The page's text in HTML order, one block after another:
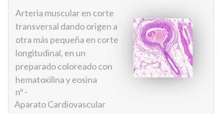
Arteria muscular en corte
transversal dando origen a
otra más pequeña en corte
longitudinal, en un
preparado coloreado con
hematoxilina y eosina
nº -
Aparato Cardiovascular